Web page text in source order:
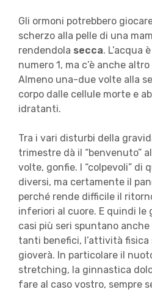
Gli ormoni potrebbero
scherzo alla pelle di una
rendendola secca. L’acqua
numero 1, ma c’è anche
Almeno una-due volte alla
corpo dalle cellule morte e
idratanti.
Tra i vari disturbi della
trimestre dà il “benvenuto”
volte, gonfie. I “colpevoli” di
diversi, ma certamente il
perché rende difficile il
inferiori al cuore. E quindi le
casi più seri spuntano anche
tanti benefici, l’attività
gioverà. In particolare il
stretching, la ginnastica
fare al caso vostro, sempre